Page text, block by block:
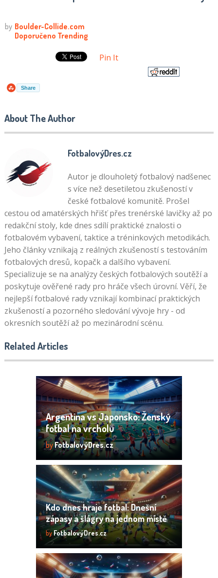
Pin It
Share
About The Author
FotbalovýDres.cz
Autor je dlouholetý fotbalový nadšenec
s více než desetiletou zkušeností v
české fotbalové komunitě. Prošel
cestou od amatérských hřišť přes trenérské lavičky až po
redakční stoly, kde dnes sdílí praktické znalosti o
fotbalovém vybavení, taktice a tréninkových metodikách.
Jeho články vznikają z reálných zkušeností s testováním
fotbalových dresů, kopačk a dalšího vybavení.
Specializuje se na analýzy českých fotbalových soutěží a
poskytuje ověřené rady pro hráče všech úrovní. Věří, že
nejlepší fotbalové rady vznikají kombinací praktických
zkušeností a pozorného sledování vývoje hry - od
okresních soutěží až po mezinárodní scénu.
Related Articles
Argentina vs Japonsko: Ženský
fotbal na vrcholu
byFotbalovýDres.cz
Kdo dnes hraje fotbal: Dnešní
zápasy a šlágry na jednom místě
byFotbalovýDres.cz